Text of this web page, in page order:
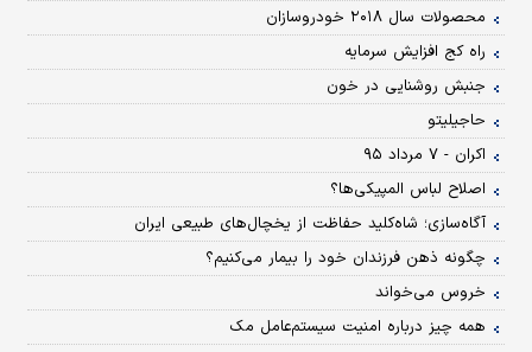
محصولات سال ۲۰۱۸ خودروسازان
راه کج افزایش سرمایه
جنبش روشنایی در خون
حاجیلیتو
اکران - ۷ مرداد ۹۵
اصلاح لباس المپیکی‌ها؟
آگاه‌سازی؛ شاه‌کلید حفاظت از یخچال‌های طبیعی ایران
چگونه ذهن فرزندان خود را بیمار می‌کنیم؟
خروس می‌خواند
همه چیز درباره امنیت سیستم‌عامل مک